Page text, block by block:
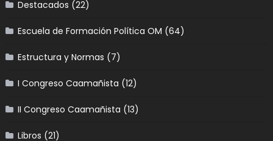
Destacados (22)
Escuela de Formación Política OM (64)
Estructura y Normas (7)
I Congreso Caamañista (12)
II Congreso Caamañista (13)
Libros (21)